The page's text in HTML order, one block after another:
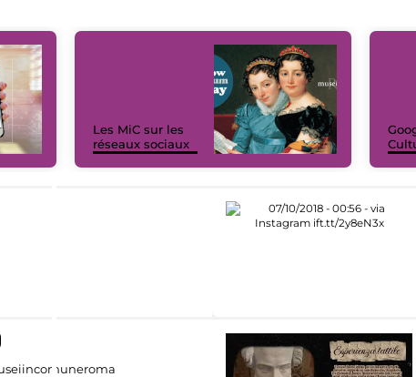
Les MiC sur les
réseaux sociaux